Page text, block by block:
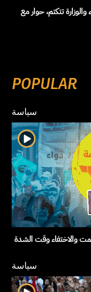
والوزارة تتكتم، حوار مع
POPULAR
سياسة
والاختفاء وقت الشدة
سياسة